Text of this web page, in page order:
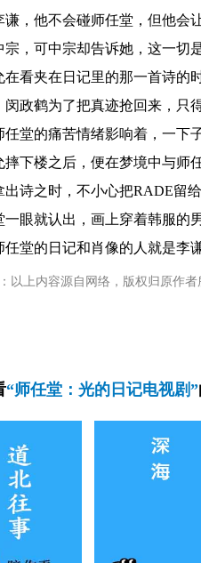
谦，他不会碰师任堂，但他会
宗，可中宗却告诉她，这一切
看夹在日记里的那一首诗的
闵政鹤为了把真迹抢回来，只
任堂的痛苦情绪影响着，一下
下楼之后，便在梦境中与师
出诗之时，不小心把RADE留
眼就认出，画上穿着韩服的
任堂的日记和肖像的人就是李谦
以上内容源自网络，版权归原作
“师任堂：光的日记电视剧”